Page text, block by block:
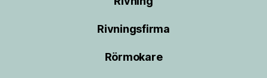
Rivningsfirma
Rörmokare